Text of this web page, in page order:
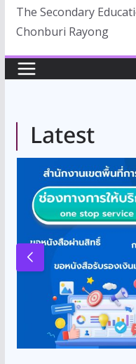
The Secondary
Chonburi Rayong
Latest